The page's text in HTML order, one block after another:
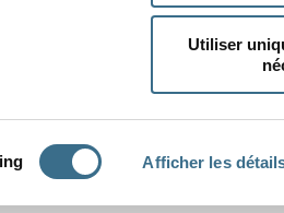
Afficher les
Utiliser